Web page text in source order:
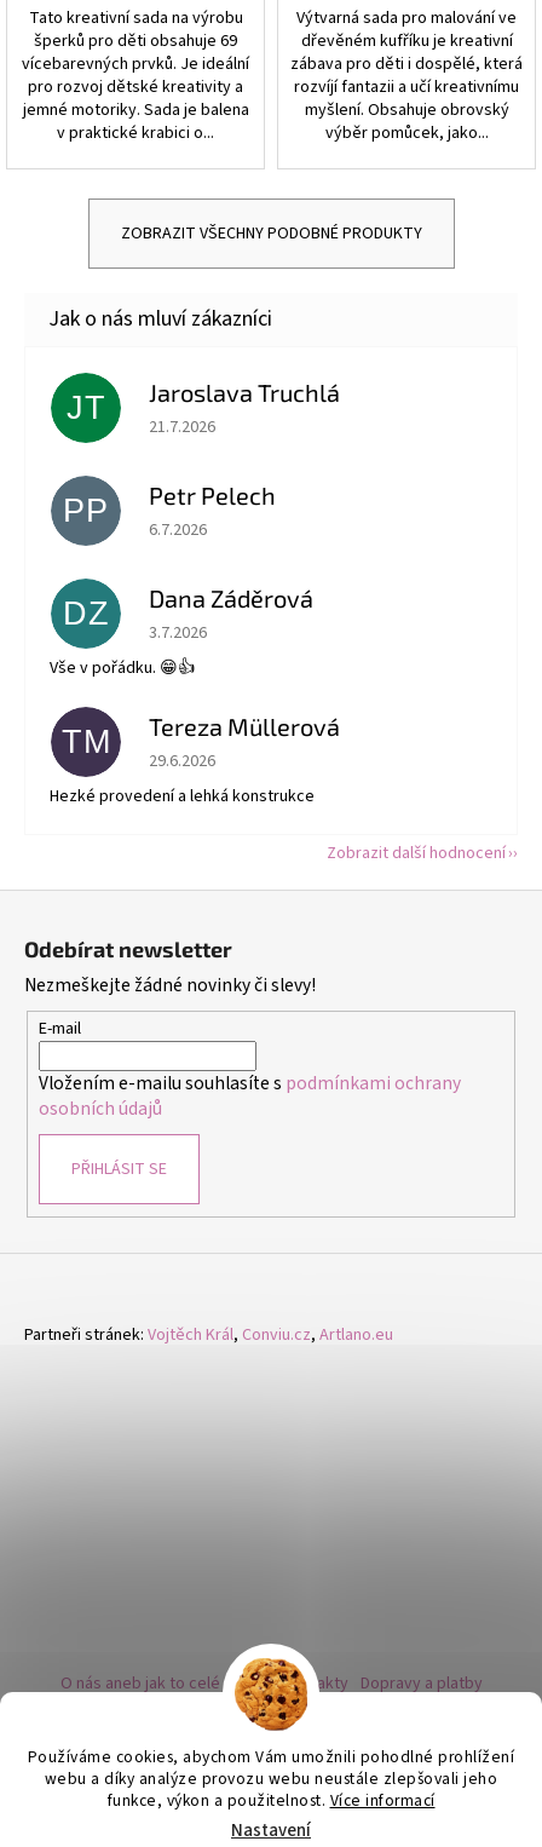
Používáme cookies, abychom Vám umožnili pohodlné prohlížení
webu a díky analýze provozu webu neustále zlepšovali jeho
funkce, výkon a použitelnost. Více informací
Nastavení
Tato kreativní sada na výrobu
šperků pro děti obsahuje 69
vícebarevných prvků. Je ideální
pro rozvoj dětské kreativity a
jemné motoriky. Sada je balena
v praktické krabici o...
Výtvarná sada pro malování ve
dřevěném kufříku je kreativní
zábava pro děti i dospělé, která
rozvíjí fantazii a učí kreativnímu
myšlení. Obsahuje obrovský
výběr pomůcek, jako...
ZOBRAZIT VŠECHNY PODOBNÉ PRODUKTY
JT Jaroslava Truchlá
Hodnocení obchodu je 5 z 5 hvězdiček.
21.7.2026
PP Petr Pelech
Hodnocení obchodu je 5 z 5 hvězdiček.
6.7.2026
DZ Dana Záděrová
Hodnocení obchodu je 5 z 5 hvězdiček.
3.7.2026
Vše v pořádku. 😁👍
TM Tereza Müllerová
Hodnocení obchodu je 5 z 5 hvězdiček.
29.6.2026
Hezké provedení a lehká konstrukce
Zobrazit další hodnocení
Odebírat newsletter
Nezmeškejte žádné novinky či slevy!
E-mail
Vložením e-mailu souhlasíte s podmínkami ochrany
osobních údajů
PŘIHLÁSIT SE
Partneři stránek: Vojtěch Král, Conviu.cz, Artlano.eu
O nás aneb jak to celé začalo Kontakty Dopravy a platby
Kovy a puncovní značky Naše nabídka náušnic
Instagram - sledujte nás
Obchodní podmínky Ochrana osobních údajů
Zpětný odběr vysloužilých bateriích